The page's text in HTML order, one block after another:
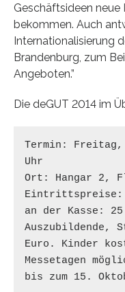
Geschäftsideen
bekommen. Auch
Internationalisierung
Brandenburg, zum
Angeboten.”
Die deGUT 2014 im
Termin: Freitag,
Uhr
Ort: Hangar 2,
Eintrittspreise:
an der Kasse:
Auszubildende,
Euro. Kinder
Messetagen
bis zum 15.